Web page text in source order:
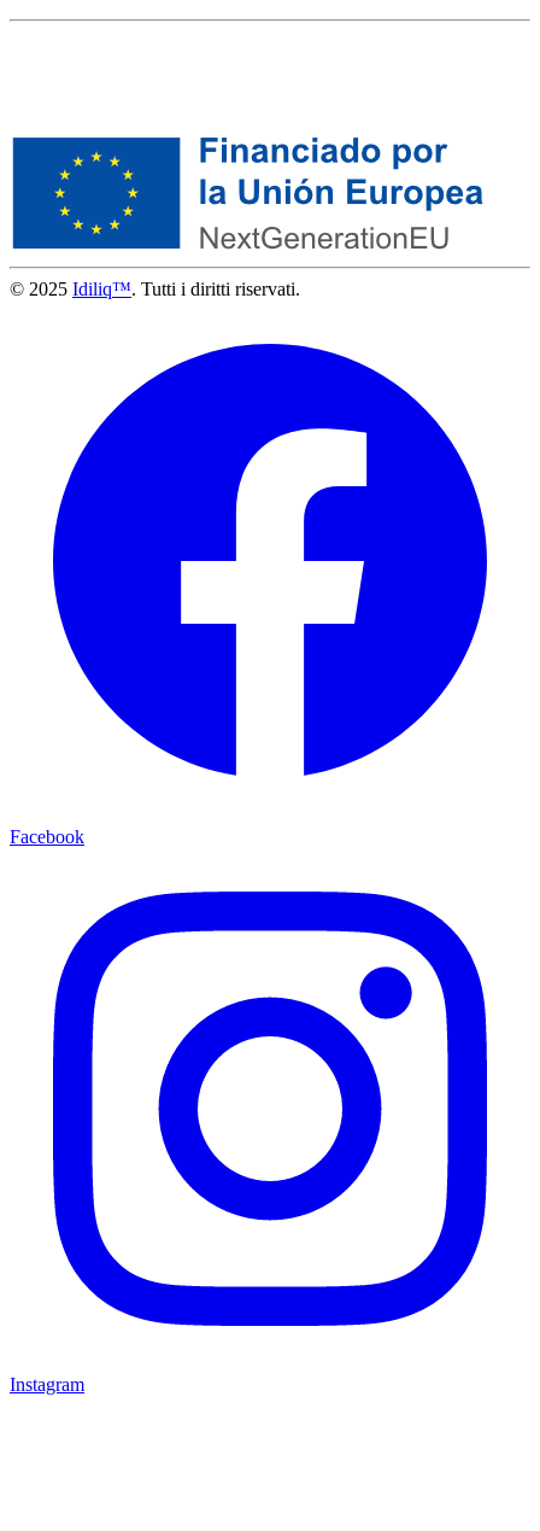
© 2025 Idiliq™. Tutti i diritti riservati.
Facebook
Instagram